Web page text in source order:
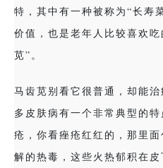
特，其中有一种被称为“长寿
价值，也是老年人 比较喜欢
苋”。
马齿苋别看它很普通，却能
多皮肤病有一个非常典型的
疮，你看痤疮红红的，那里
解的热毒，这些火热郁积在